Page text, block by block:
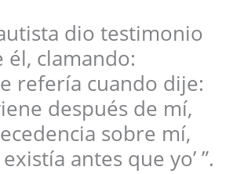
dio testimonio
él, clamando:
refería cuando dije:
después de mí,
sobre mí,
antes que yo’ ”.